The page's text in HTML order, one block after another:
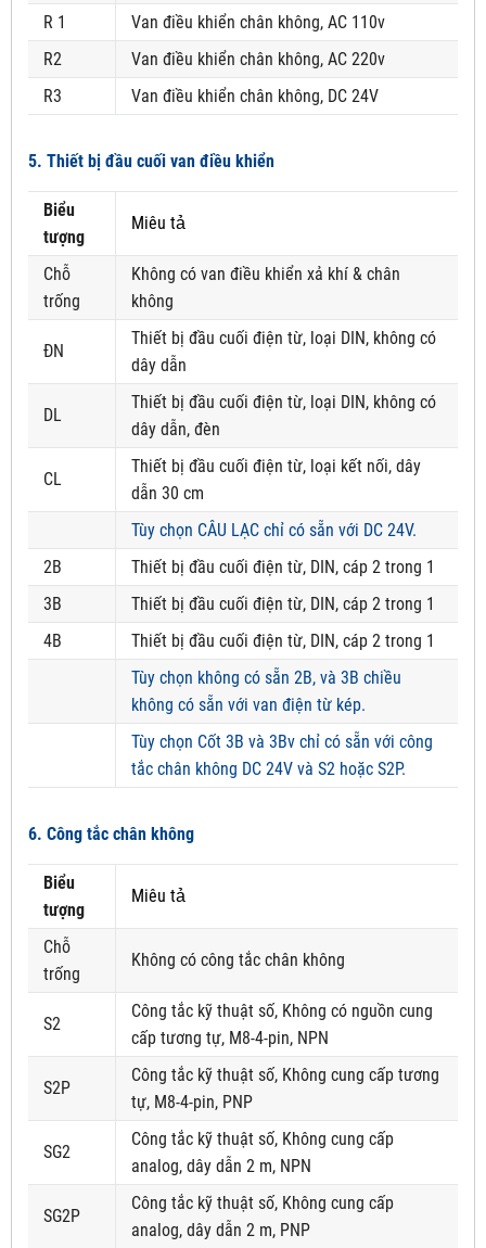
R 1
Van điều khiển chân không, AC 110v
R2
Van điều khiển chân không, AC 220v
R3
Van điều khiển chân không, DC 24V
5. Thiết bị đầu cuối van điều khiển
Biểu
tượng
Miêu tả
Chỗ
trống
Không có van điều khiển xả khí & chân
không
ĐN
Thiết bị đầu cuối điện từ, loại DIN, không có
dây dẫn
DL
Thiết bị đầu cuối điện từ, loại DIN, không có
dây dẫn, đèn
CL
Thiết bị đầu cuối điện từ, loại kết nối, dây
dẫn 30 cm
Tùy chọn CÂU LẠC chỉ có sẵn với DC 24V.
2B
Thiết bị đầu cuối điện từ, DIN, cáp 2 trong 1
3B
Thiết bị đầu cuối điện từ, DIN, cáp 2 trong 1
4B
Thiết bị đầu cuối điện từ, DIN, cáp 2 trong 1
Tùy chọn không có sẵn 2B, và 3B chiều
không có sẵn với van điện từ kép.
Tùy chọn Cốt 3B và 3Bv chỉ có sẵn với công
tắc chân không DC 24V và S2 hoặc S2P.
6. Công tắc chân không
Biểu
tượng
Miêu tả
Chỗ
trống
Không có công tắc chân không
S2
Công tắc kỹ thuật số, Không có nguồn cung
cấp tương tự, M8-4-pin, NPN
S2P
Công tắc kỹ thuật số, Không cung cấp tương
tự, M8-4-pin, PNP
SG2
Công tắc kỹ thuật số, Không cung cấp
analog, dây dẫn 2 m, NPN
SG2P
Công tắc kỹ thuật số, Không cung cấp
analog, dây dẫn 2 m, PNP